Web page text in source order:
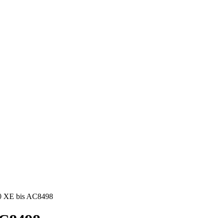
XE bis AC8498